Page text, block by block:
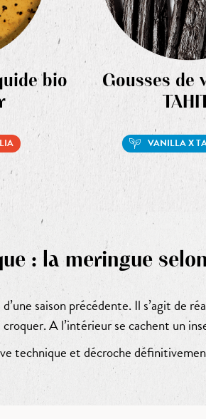
bio
Gousses de
VANILLA X
: la meringue
saison précédente. Il s’agit de
A l’intérieur se cachent un
technique et décroche